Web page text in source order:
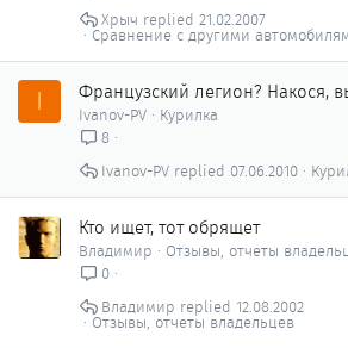
Сравнение с другими
21.02.2007
Хрыч
I Французский легион? Накося,
Ivanov-PV
Курилка
8
07.06.2010
Ivanov-PV
Кто ищет, тот обрящет
Владимир
Отзывы, отчеты
0
Отзывы, отчеты владельцев
12.08.2002
Владимир